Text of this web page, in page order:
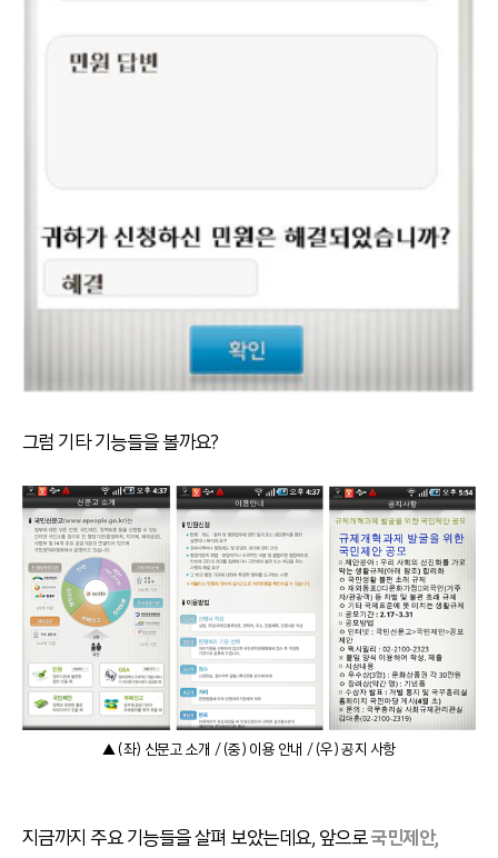
그럼 기타 기능들을 볼까요?
▲ (좌) 신문고 소개 / (중) 이용 안내 / (우) 공지 사항
지금까지 주요 기능들을 살펴 보았는데요, 앞으로국민제안,